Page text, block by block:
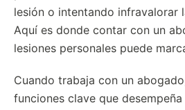
lesión o intentando infravalorar
Aquí es donde contar con un
lesiones personales puede
Cuando trabaja con un
funciones clave que